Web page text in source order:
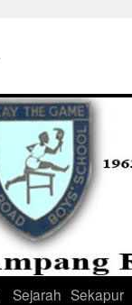
Sejarah Sekapur